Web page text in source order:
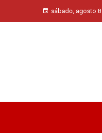
sábado, agosto 8